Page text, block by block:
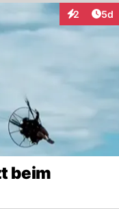
2 5d
beim